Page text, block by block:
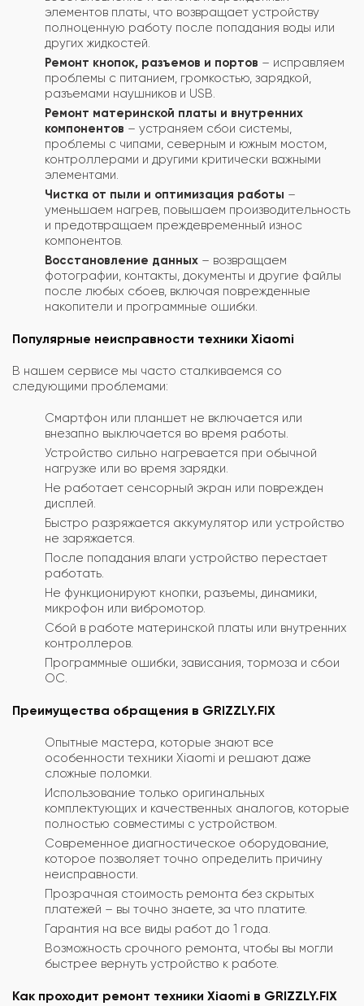
элементов платы, что возвращает устройству
полноценную работу после попадания воды или
других жидкостей.
Ремонт кнопок, разъемов и портов – исправляем
проблемы с питанием, громкостью, зарядкой,
разъемами наушников и USB.
Ремонт материнской платы и внутренних
компонентов – устраняем сбои системы,
проблемы с чипами, северным и южным мостом,
контроллерами и другими критически важными
элементами.
Чистка от пыли и оптимизация работы –
уменьшаем нагрев, повышаем производительность
и предотвращаем преждевременный износ
компонентов.
Восстановление данных – возвращаем
фотографии, контакты, документы и другие файлы
после любых сбоев, включая поврежденные
накопители и программные ошибки.
Популярные неисправности техники Xiaomi
В нашем сервисе мы часто сталкиваемся со
следующими проблемами:
Смартфон или планшет не включается или
внезапно выключается во время работы.
Устройство сильно нагревается при обычной
нагрузке или во время зарядки.
Не работает сенсорный экран или поврежден
дисплей.
Быстро разряжается аккумулятор или устройство
не заряжается.
После попадания влаги устройство перестает
работать.
Не функционируют кнопки, разъемы, динамики,
микрофон или вибромотор.
Сбой в работе материнской платы или внутренних
контроллеров.
Программные ошибки, зависания, тормоза и сбои
ОС.
Преимущества обращения в GRIZZLY.FIX
Опытные мастера, которые знают все
особенности техники Xiaomi и решают даже
сложные поломки.
Использование только оригинальных
комплектующих и качественных аналогов, которые
полностью совместимы с устройством.
Современное диагностическое оборудование,
которое позволяет точно определить причину
неисправности.
Прозрачная стоимость ремонта без скрытых
платежей – вы точно знаете, за что платите.
Гарантия на все виды работ до 1 года.
Возможность срочного ремонта, чтобы вы могли
быстрее вернуть устройство к работе.
Как проходит ремонт техники Xiaomi в GRIZZLY.FIX